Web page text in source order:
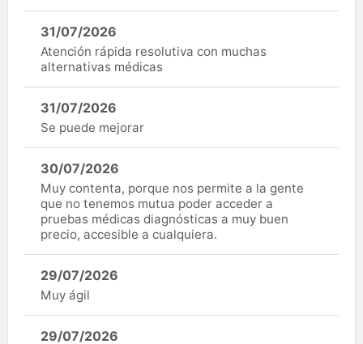
31/07/2026
Atención rápida resolutiva con muchas
alternativas médicas
31/07/2026
Se puede mejorar
30/07/2026
Muy contenta, porque nos permite a la gente
que no tenemos mutua poder acceder a
pruebas médicas diagnósticas a muy buen
precio, accesible a cualquiera.
29/07/2026
Muy ágil
29/07/2026